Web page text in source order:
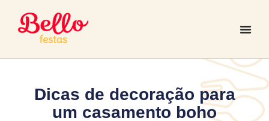
Dicas de decoração para
um casamento boho